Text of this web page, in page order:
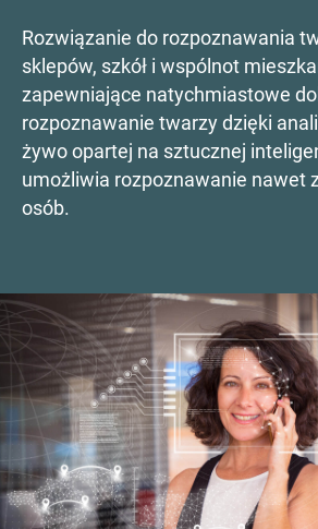
Rozwiązanie do rozpoznawania
sklepów, szkół i wspólnot
zapewniające natychmiastowe
rozpoznawanie twarzy dzięki
żywo opartej na sztucznej
umożliwia rozpoznawanie nawet
osób.